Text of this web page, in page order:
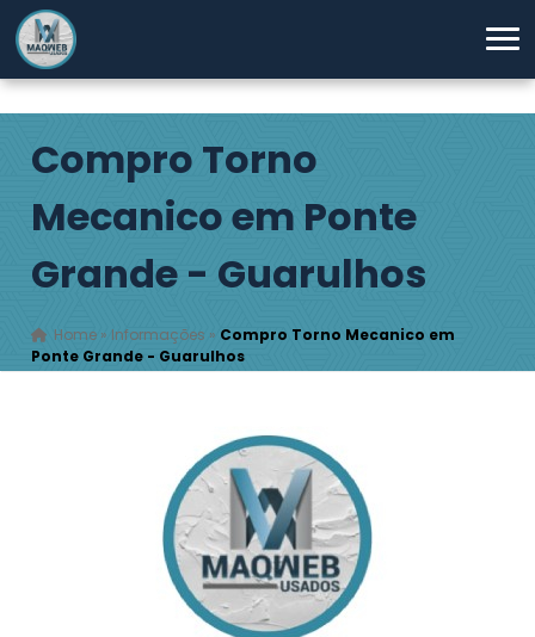
Compro Torno
Mecanico em Ponte
Grande - Guarulhos
Home » Informações » Compro Torno Mecanico em
Ponte Grande - Guarulhos